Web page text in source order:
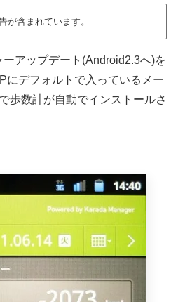
が含まれています。
アップデート(Android2.3へ)を
にデフォルトで入っているメー
歩数計が自動でインストールさ